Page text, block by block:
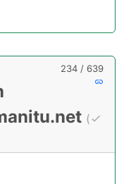
234 / 639
(